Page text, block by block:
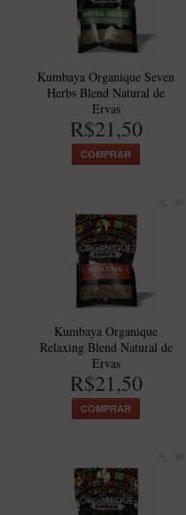
Doctor Pipe
Geróss
Irlandez
Nacionais
Finamore
LINHA IDELFONSO
Artesão Idelfonso Bertoldi
SUPORTES
Suporte Botinha para 1
Suporte Churchwarden
Suporte para 2 Cachimbos
Suporte Redondo
CACHIMBOS
Cachimbos com Anel
Kumbaya Organique Seven
Herbs Blend Natural de
Ervas
R$21,50
COMPRAR
Kumbaya Organique
Relaxing Blend Natural de
Ervas
R$21,50
COMPRAR